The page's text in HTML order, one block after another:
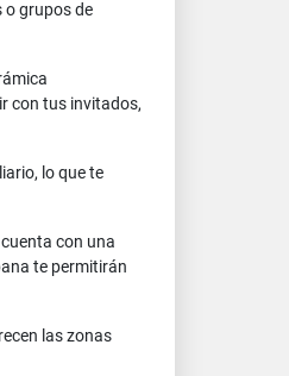
o grupos de
con tus invitados,
lo que te
con una
te permitirán
las zonas